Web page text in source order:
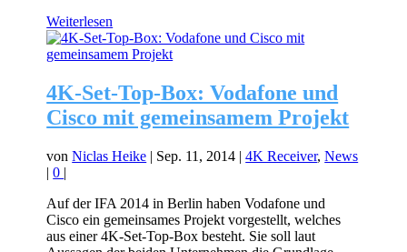
Weiterlesen
4K-Set-Top-Box: Vodafone und
Cisco mit gemeinsamem Projekt
vonNiclas Heike | Sep. 11, 2014 |4K Receiver,News
|0 |
Auf der IFA 2014 in Berlin haben Vodafone und
Cisco ein gemeinsames Projekt vorgestellt, welches
aus einer 4K-Set-Top-Box besteht. Sie soll laut